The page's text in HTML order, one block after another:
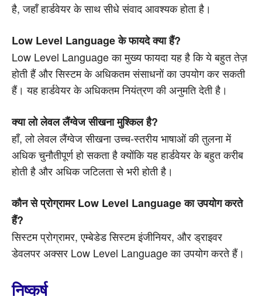
है, जहाँ हार्डवेयर के साथ सीधे संवाद आवश्यक होता है।
Low Level Language के फायदे क्या हैं?
Low Level Language का मुख्य फायदा यह है कि ये बहुत तेज़
होती हैं और सिस्टम के अधिकतम संसाधनों का उपयोग कर सकती
हैं। यह हार्डवेयर के अधिकतम नियंत्रण की अनुमति देती है।
क्या लो लेवल लैंग्वेज सीखना मुश्किल है?
हाँ, लो लेवल लैंग्वेज सीखना उच्च-स्तरीय भाषाओं की तुलना में
अधिक चुनौतीपूर्ण हो सकता है क्योंकि यह हार्डवेयर के बहुत करीब
होती है और अधिक जटिलता से भरी होती है।
कौन से प्रोग्रामर Low Level Language का उपयोग करते
हैं?
सिस्टम प्रोग्रामर, एम्बेडेड सिस्टम इंजीनियर, और ड्राइवर
डेवलपर अक्सर Low Level Language का उपयोग करते हैं।
निष्कर्ष